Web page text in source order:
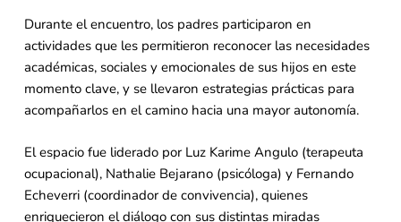
Durante el encuentro, los padres participaron en
actividades que les permitieron reconocer las necesidades
académicas, sociales y emocionales de sus hijos en este
momento clave, y se llevaron estrategias prácticas para
acompañarlos en el camino hacia una mayor autonomía.
El espacio fue liderado por Luz Karime Angulo (terapeuta
ocupacional), Nathalie Bejarano (psicóloga) y Fernando
Echeverri (coordinador de convivencia), quienes
enriquecieron el diálogo con sus distintas miradas